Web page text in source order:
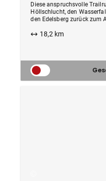
Diese anspruchsvolle
Höllschlucht, den
den Edelsberg zurück zum
18,2 km